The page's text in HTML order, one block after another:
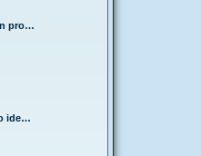
pro…
ide…